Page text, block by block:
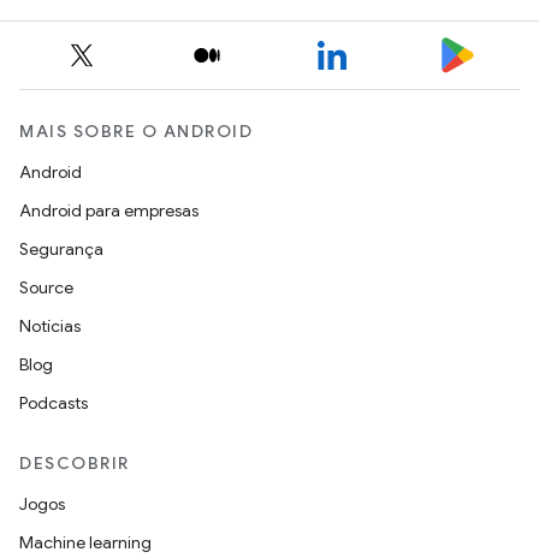
MAIS SOBRE O ANDROID
Android
Android para empresas
Segurança
Source
Notícias
Blog
Podcasts
DESCOBRIR
Jogos
Machine learning